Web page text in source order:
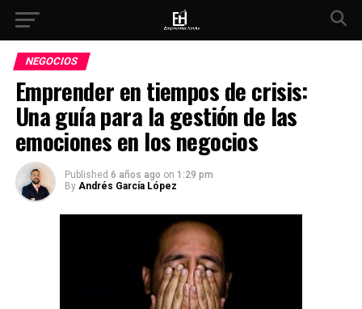
NEGOCIOS
Emprender en tiempos de crisis:
Una guía para la gestión de las
emociones en los negocios
Published 6 años ago on 1:29 pm
By Andrés García López